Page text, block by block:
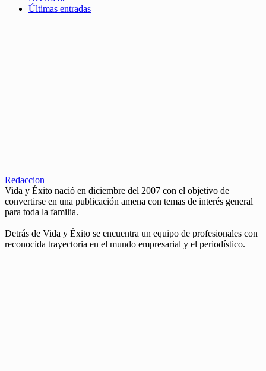
Últimas entradas
Redaccion
Vida y Éxito nació en diciembre del 2007 con el objetivo de
convertirse en una publicación amena con temas de interés general
para toda la familia.
Detrás de Vida y Éxito se encuentra un equipo de profesionales con
reconocida trayectoria en el mundo empresarial y el periodístico.